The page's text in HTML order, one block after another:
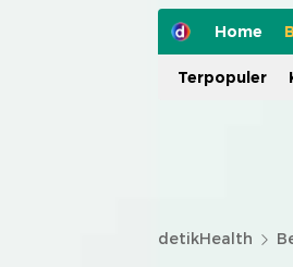
Home
Terpopuler
detikHealth